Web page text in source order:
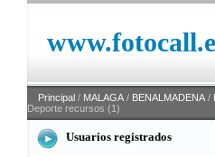
Principal / MALAGA / BENALMADENA /
Deporte recursos (1)
Usuarios registrados